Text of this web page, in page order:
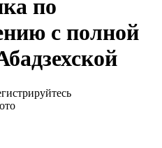
по
с полной